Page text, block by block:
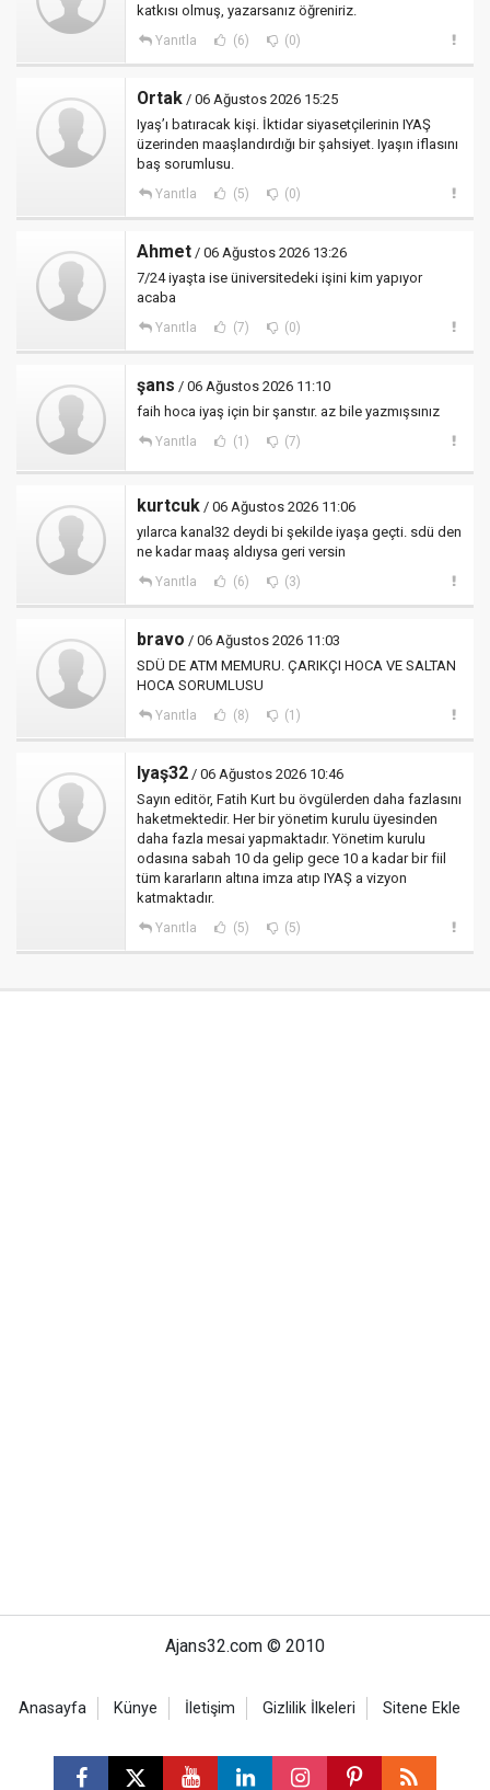
katkısı olmuş, yazarsanız öğreniriz.
Yanıtla (6) (0)
Ortak / 06 Ağustos 2026 15:25
Iyaş’ı batıracak kişi. İktidar siyasetçilerinin IYAŞ
üzerinden maaşlandırdığı bir şahsiyet. Iyaşın iflasını
baş sorumlusu.
Yanıtla (5) (0)
Ahmet / 06 Ağustos 2026 13:26
7/24 iyaşta ise üniversitedeki işini kim yapıyor
acaba
Yanıtla (7) (0)
şans / 06 Ağustos 2026 11:10
faih hoca iyaş için bir şanstır. az bile yazmışsınız
Yanıtla (1) (7)
kurtcuk / 06 Ağustos 2026 11:06
yılarca kanal32 deydi bi şekilde iyaşa geçti. sdü den
ne kadar maaş aldıysa geri versin
Yanıtla (6) (3)
bravo / 06 Ağustos 2026 11:03
SDÜ DE ATM MEMURU. ÇARIKÇI HOCA VE SALTAN
HOCA SORUMLUSU
Yanıtla (8) (1)
Iyaş32 / 06 Ağustos 2026 10:46
Sayın editör, Fatih Kurt bu övgülerden daha fazlasını
haketmektedir. Her bir yönetim kurulu üyesinden
daha fazla mesai yapmaktadır. Yönetim kurulu
odasına sabah 10 da gelip gece 10 a kadar bir fiil
tüm kararların altına imza atıp IYAŞ a vizyon
katmaktadır.
Yanıtla (5) (5)
Ajans32.com © 2010
Anasayfa Künye İletişim Gizlilik İlkeleri Sitene Ekle